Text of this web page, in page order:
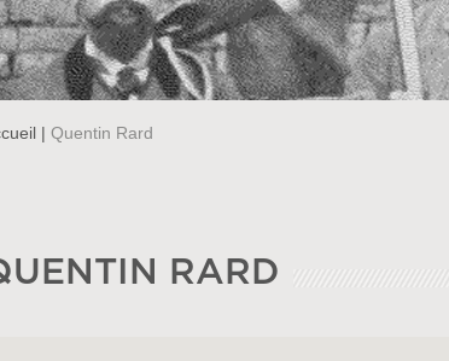
| Quentin Rard
RARD